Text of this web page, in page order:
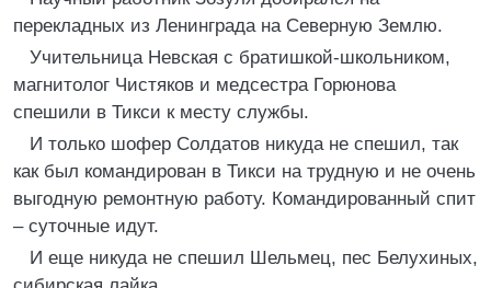
перекладных из Ленинграда на Северную Землю.
Учительница Невская с братишкой-школьником,
магнитолог Чистяков и медсестра Горюнова
спешили в Тикси к месту службы.
И только шофер Солдатов никуда не спешил, так
как был командирован в Тикси на трудную и не очень
выгодную ремонтную работу. Командированный спит
– суточные идут.
И еще никуда не спешил Шельмец, пес Белухиных,